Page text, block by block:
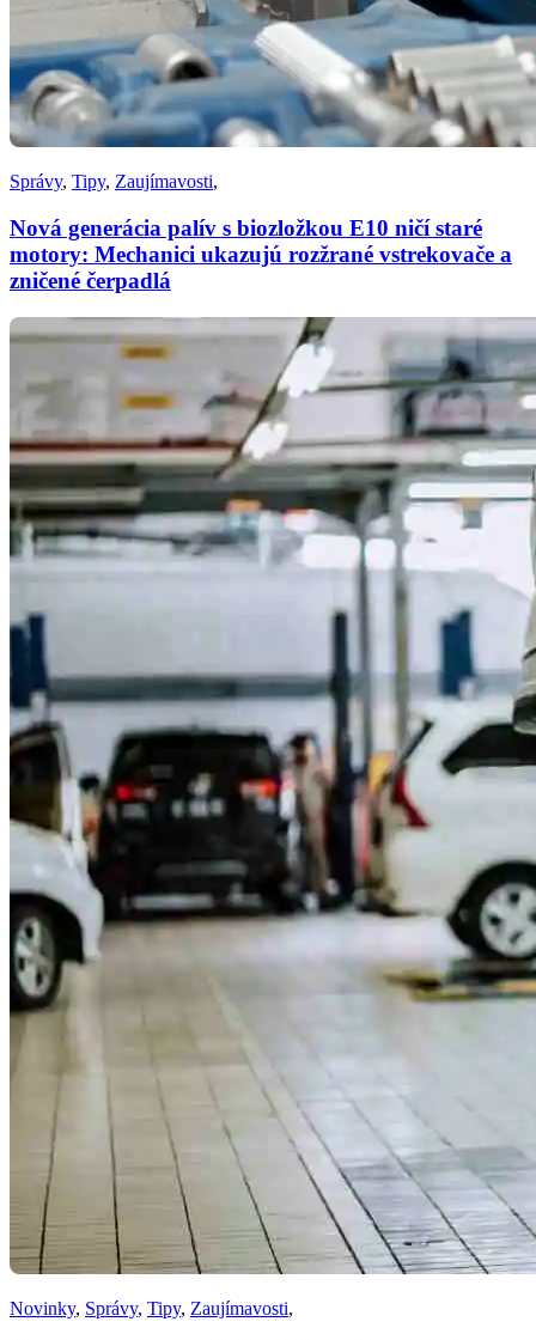
Správy, Tipy, Zaujímavosti,
Nová generácia palív s biozložkou E10 ničí staré
motory: Mechanici ukazujú rozžrané vstrekovače a
zničené čerpadlá
Novinky, Správy, Tipy, Zaujímavosti,